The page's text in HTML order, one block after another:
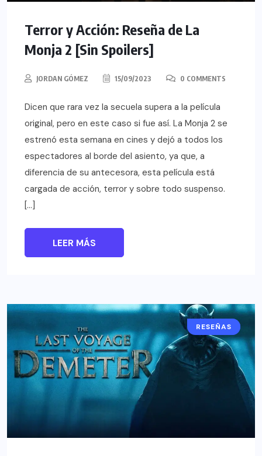
Terror y Acción: Reseña de La
Monja 2 [Sin Spoilers]
JORDAN GÓMEZ 15/09/2023 0 COMMENTS
Dicen que rara vez la secuela supera a la película
original, pero en este caso si fue así. La Monja 2 se
estrenó esta semana en cines y dejó a todos los
espectadores al borde del asiento, ya que, a
diferencia de su antecesora, esta película está
cargada de acción, terror y sobre todo suspenso.
[…]
LEER MÁS
CINE
RESEÑAS